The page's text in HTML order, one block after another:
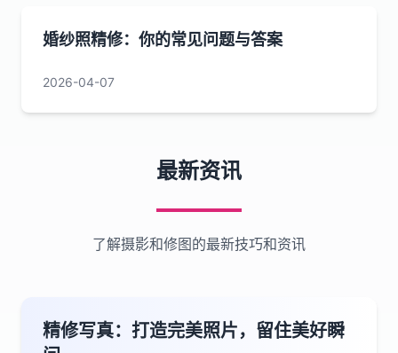
婚纱照精修：你的常见问题与答案
2026-04-07
最新资讯
了解摄影和修图的最新技巧和资讯
精修写真：打造完美照片，留住美好瞬